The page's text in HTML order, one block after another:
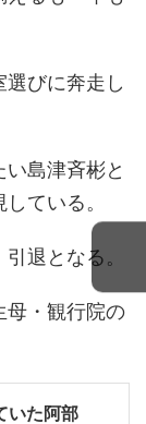
びに奔走し
島津斉彬と
ている。
退となる。
母・観行院の
いた阿部